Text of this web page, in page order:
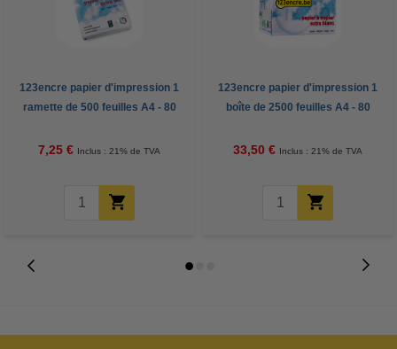
123encre papier d'impression 1
ramette de 500 feuilles A4 - 80
7,25 € Inclus : 21% de TVA
123encre papier d'impression 1
boîte de 2500 feuilles A4 - 80
33,50 € Inclus : 21% de TVA